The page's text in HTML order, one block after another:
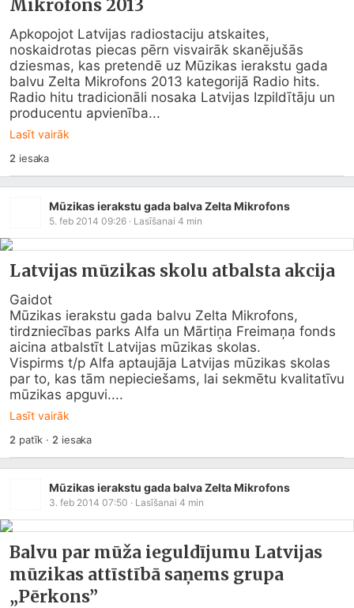
Mikrofons 2013
Apkopojot Latvijas radiostaciju atskaites,
noskaidrotas piecas pērn visvairāk skanējušās
dziesmas, kas pretendē uz Mūzikas ierakstu gada
balvu Zelta Mikrofons 2013 kategorijā Radio hits.
Radio hitu tradicionāli nosaka Latvijas Izpildītāju un
producentu apvienība...
Lasīt vairāk
2 iesaka
Mūzikas ierakstu gada balva Zelta Mikrofons
5. feb 2014 09:26 · Lasīšanai 4 min
Latvijas mūzikas skolu atbalsta akcija
Gaidot
Mūzikas ierakstu gada balvu Zelta Mikrofons,
tirdzniecības parks Alfa un Mārtiņa Freimaņa fonds
aicina atbalstīt Latvijas mūzikas skolas.
Vispirms t/p Alfa aptaujāja Latvijas mūzikas skolas
par to, kas tām nepieciešams, lai sekmētu kvalitatīvu
mūzikas apguvi....
Lasīt vairāk
2 patīk · 2 iesaka
Mūzikas ierakstu gada balva Zelta Mikrofons
3. feb 2014 07:50 · Lasīšanai 4 min
Balvu par mūža ieguldījumu Latvijas
mūzikas attīstībā saņems grupa
„Pērkons”